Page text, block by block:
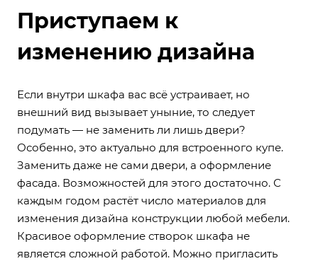
Приступаем к
изменению дизайна
Если внутри шкафа вас всё устраивает, но
внешний вид вызывает уныние, то следует
подумать — не заменить ли лишь двери?
Особенно, это актуально для встроенного купе.
Заменить даже не сами двери, а оформление
фасада. Возможностей для этого достаточно. С
каждым годом растёт число материалов для
изменения дизайна конструкции любой мебели.
Красивое оформление створок шкафа не
является сложной работой. Можно пригласить